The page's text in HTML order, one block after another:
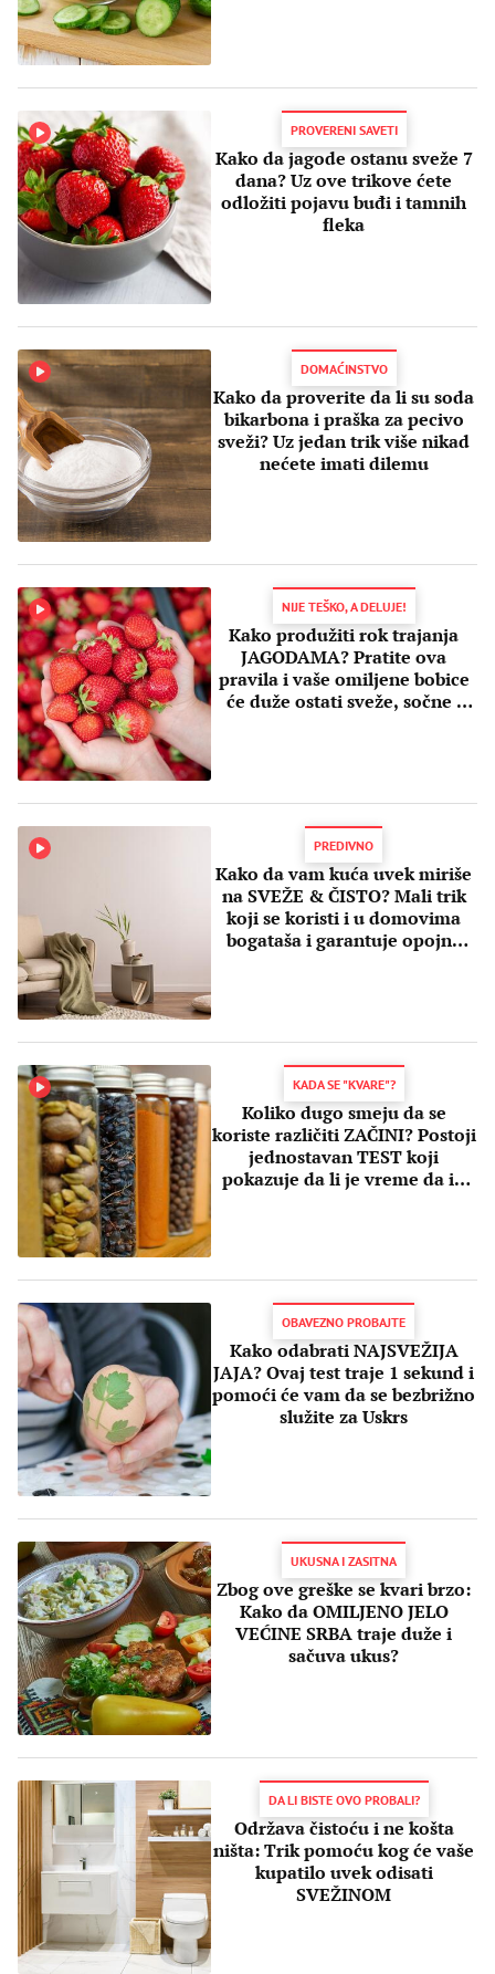
PROVERENI SAVETI
Kako da jagode ostanu sveže 7
dana? Uz ove trikove ćete
odložiti pojavu buđi i tamnih
fleka
DOMAĆINSTVO
Kako da proverite da li su soda
bikarbona i praška za pecivo
sveži? Uz jedan trik više nikad
nećete imati dilemu
NIJE TEŠKO, A DELUJE!
Kako produžiti rok trajanja
JAGODAMA? Pratite ova
pravila i vaše omiljene bobice
će duže ostati sveže, sočne i
PREDIVNO
Kako da vam kuća uvek miriše
na SVEŽE & ČISTO? Mali trik
koji se koristi i u domovima
bogataša i garantuje opojne
KADA SE "KVARE"?
Koliko dugo smeju da se
koriste različiti ZAČINI? Postoji
jednostavan TEST koji
pokazuje da li je vreme da ih
OBAVEZNO PROBAJTE
Kako odabrati NAJSVEŽIJA
JAJA? Ovaj test traje 1 sekund i
pomoći će vam da se bezbrižno
služite za Uskrs
UKUSNA I ZASITNA
Zbog ove greške se kvari brzo:
Kako da OMILJENO JELO
VEĆINE SRBA traje duže i
sačuva ukus?
DA LI BISTE OVO PROBALI?
Održava čistoću i ne košta
ništa: Trik pomoću kog će vaše
kupatilo uvek odisati
SVEŽINOM